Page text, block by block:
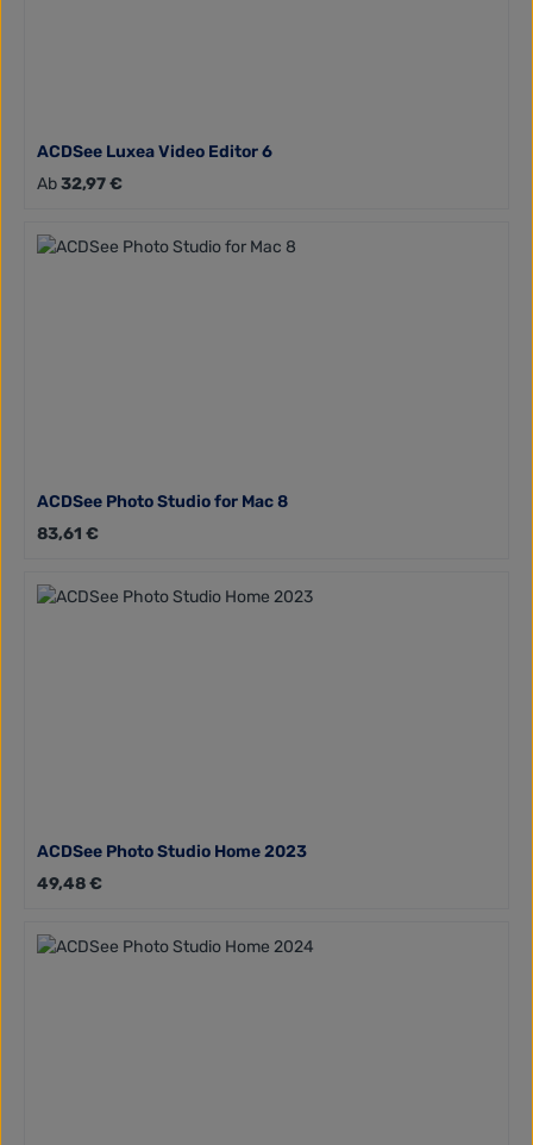
ACDSee Luxea Video Editor 6
Regulärer Preis:
Ab32,97 €
ACDSee Photo Studio for Mac 8
Regulärer Preis:
83,61 €
ACDSee Photo Studio Home 2023
Regulärer Preis:
49,48 €